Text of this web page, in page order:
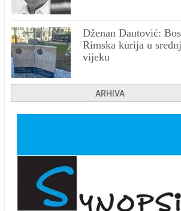
Dženan Dautović:
Rimska kurija u
vijeku
ARHIVA